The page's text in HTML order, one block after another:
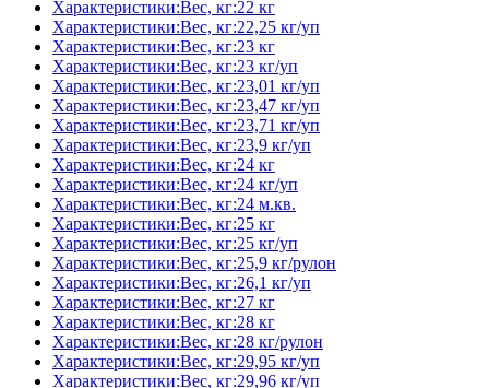
Характеристики:Вес, кг:22 кг
Характеристики:Вес, кг:22,25 кг/уп
Характеристики:Вес, кг:23 кг
Характеристики:Вес, кг:23 кг/уп
Характеристики:Вес, кг:23,01 кг/уп
Характеристики:Вес, кг:23,47 кг/уп
Характеристики:Вес, кг:23,71 кг/уп
Характеристики:Вес, кг:23,9 кг/уп
Характеристики:Вес, кг:24 кг
Характеристики:Вес, кг:24 кг/уп
Характеристики:Вес, кг:24 м.кв.
Характеристики:Вес, кг:25 кг
Характеристики:Вес, кг:25 кг/уп
Характеристики:Вес, кг:25,9 кг/рулон
Характеристики:Вес, кг:26,1 кг/уп
Характеристики:Вес, кг:27 кг
Характеристики:Вес, кг:28 кг
Характеристики:Вес, кг:28 кг/рулон
Характеристики:Вес, кг:29,95 кг/уп
Характеристики:Вес, кг:29,96 кг/уп